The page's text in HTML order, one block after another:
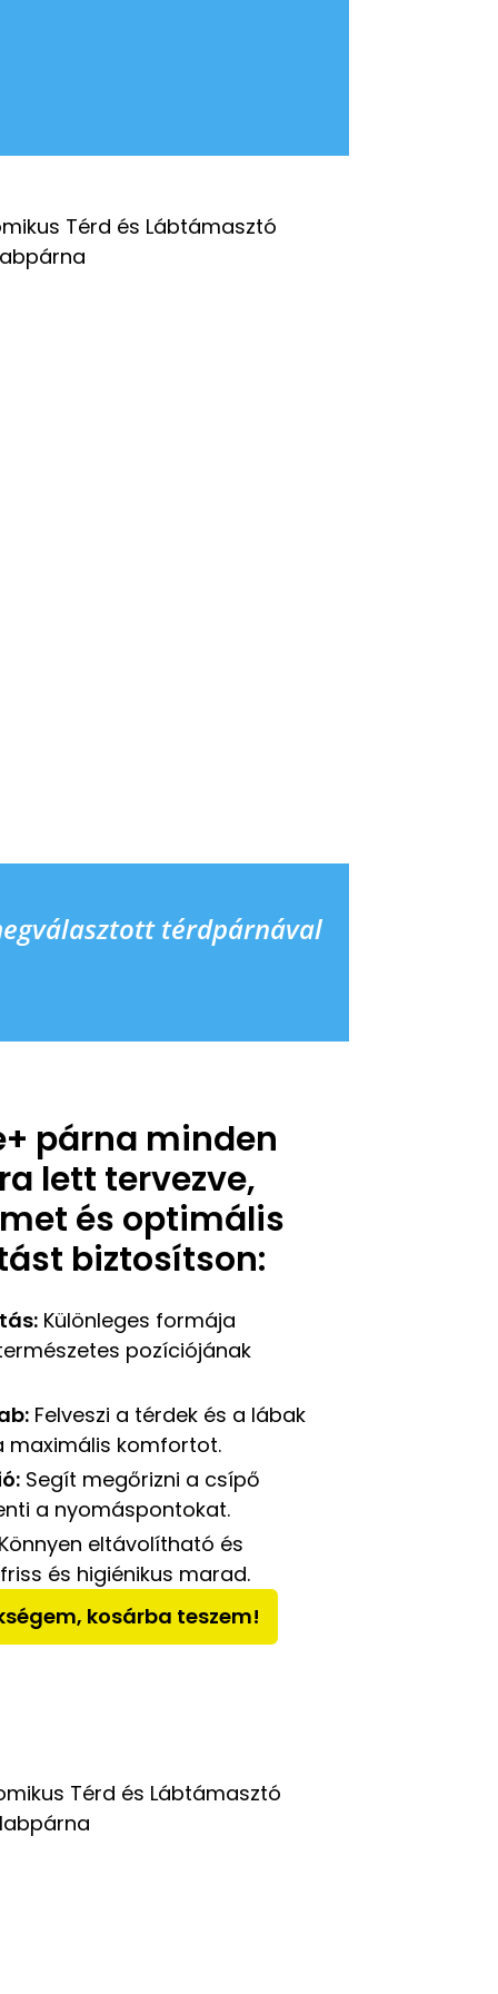
térdpárnával
párna minden
lett tervezve,
és optimális
biztosítson:
Különleges formája
pozíciójának
Felveszi a térdek és a lábak
komfortot.
Segít megőrizni a csípő
a nyomáspontokat.
eltávolítható és
és higiénikus marad.
kosárba teszem!